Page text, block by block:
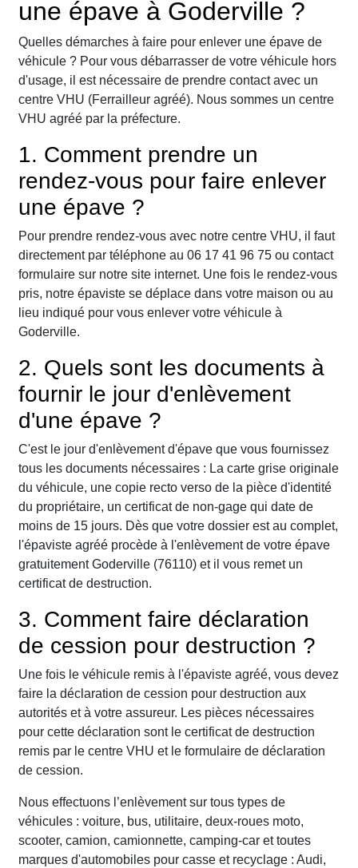
une épave à Goderville ?
Quelles démarches à faire pour enlever une épave de
véhicule ? Pour vous débarrasser de votre véhicule hors
d'usage, il est nécessaire de prendre contact avec un
centre VHU (Ferrailleur agréé). Nous sommes un centre
VHU agréé par la préfecture.
1. Comment prendre un
rendez-vous pour faire enlever
une épave ?
Pour prendre rendez-vous avec notre centre VHU, il faut
directement par téléphone au 06 17 41 96 75 ou contact
formulaire sur notre site internet. Une fois le rendez-vous
pris, notre épaviste se déplace dans votre maison ou au
lieu indiqué pour vous enlever votre véhicule à
Goderville.
2. Quels sont les documents à
fournir le jour d'enlèvement
d'une épave ?
C'est le jour d'enlèvement d'épave que vous fournissez
tous les documents nécessaires : La carte grise originale
du véhicule, une copie recto verso de la pièce d'identité
du propriétaire, un certificat de non-gage qui date de
moins de 15 jours. Dès que votre dossier est au complet,
l'épaviste agréé procède à l'enlèvement de votre épave
gratuitement Goderville (76110) et il vous remet un
certificat de destruction.
3. Comment faire déclaration
de cession pour destruction ?
Une fois le véhicule remis à l'épaviste agréé, vous devez
faire la déclaration de cession pour destruction aux
autorités et à votre assureur. Les pièces nécessaires
pour cette déclaration sont le certificat de destruction
remis par le centre VHU et le formulaire de déclaration
de cession.
Nous effectuons l’enlèvement sur tous types de
véhicules : voiture, bus, utilitaire, deux-roues moto,
scooter, camion, camionnette, camping-car et toutes
marques d'automobiles pour casse et recyclage : Audi,